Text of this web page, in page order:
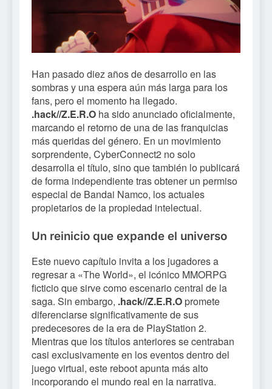
Han pasado diez años de desarrollo en las
sombras y una espera aún más larga para los
fans, pero el momento ha llegado.
.hack//Z.E.R.O ha sido anunciado oficialmente,
marcando el retorno de una de las franquicias
más queridas del género. En un movimiento
sorprendente, CyberConnect2 no solo
desarrolla el título, sino que también lo publicará
de forma independiente tras obtener un permiso
especial de Bandai Namco, los actuales
propietarios de la propiedad intelectual.
Un reinicio que expande el universo
Este nuevo capítulo invita a los jugadores a
regresar a «The World», el icónico MMORPG
ficticio que sirve como escenario central de la
saga. Sin embargo, .hack//Z.E.R.O promete
diferenciarse significativamente de sus
predecesores de la era de PlayStation 2.
Mientras que los títulos anteriores se centraban
casi exclusivamente en los eventos dentro del
juego virtual, este reboot apunta más alto
incorporando el mundo real en la narrativa.